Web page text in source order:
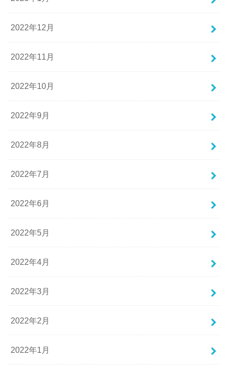
2022年12月
2022年11月
2022年10月
2022年9月
2022年8月
2022年7月
2022年6月
2022年5月
2022年4月
2022年3月
2022年2月
2022年1月